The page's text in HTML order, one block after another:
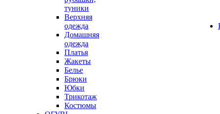
туники
Верхняя
одежда
Домашняя
одежда
Платья
Жакеты
Белье
Брюки
Юбки
Трикотаж
Костюмы